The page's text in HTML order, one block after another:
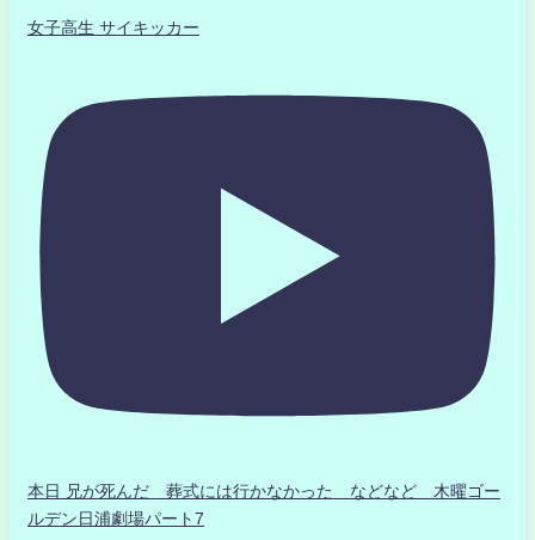
女子高生 サイキッカー
本日 兄が死んだ 葬式には行かなかった などなど 木曜ゴー
ルデン日浦劇場パート7